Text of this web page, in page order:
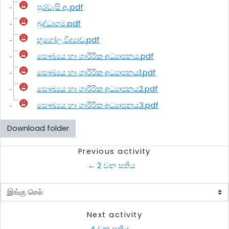
පුරවැසි අ,.pdf
බුද්ධාගම.pdf
භූගෝල විද්‍යාව.pdf
සෞඛ්‍යය හා ශාරීරික අධ්‍යාපනය.pdf
සෞඛ්‍යය හා ශාරීරික අධ්‍යාපනය1.pdf
සෞඛ්‍යය හා ශාරීරික අධ්‍යාපනය2.pdf
සෞඛ්‍යය හා ශාරීරික අධ්‍යාපනය3.pdf
Download folder
Previous activity
← 2 වන සතිය
இங்கு செல்
Next activity